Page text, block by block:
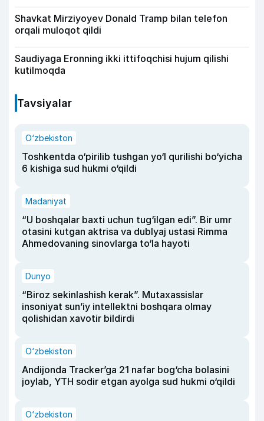
Shavkat Mirziyoyev Donald Tramp bilan telefon
orqali muloqot qildi
Saudiyaga Eronning ikki ittifoqchisi hujum qilishi
kutilmoqda
Tavsiyalar
O‘zbekiston
Toshkentda o‘pirilib tushgan yo‘l qurilishi bo‘yicha
6 kishiga sud hukmi o‘qildi
Madaniyat
“U boshqalar baxti uchun tug‘ilgan edi”. Bir umr
otasini kutgan aktrisa va dublyaj ustasi Rimma
Ahmedovaning sinovlarga to‘la hayoti
Dunyo
“Biroz sekinlashish kerak”. Mutaxassislar
insoniyat sun’iy intellektni boshqara olmay
qolishidan xavotir bildirdi
O‘zbekiston
Andijonda Tracker’ga 21 nafar bog‘cha bolasini
joylab, YTH sodir etgan ayolga sud hukmi o‘qildi
O‘zbekiston